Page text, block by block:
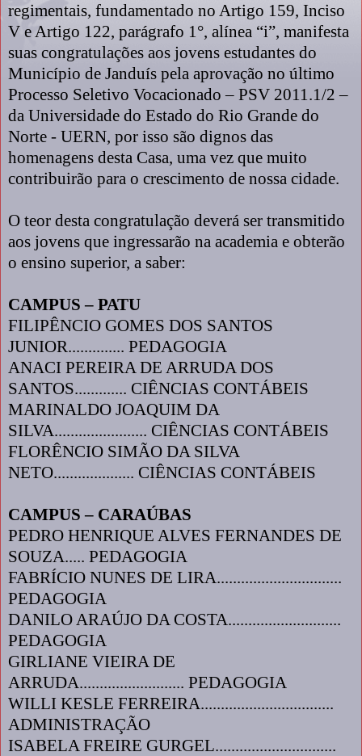
regimentais, fundamentado no Artigo 159, Inciso
V e Artigo 122, parágrafo 1°, alínea “i”, manifesta
suas congratulações aos jovens estudantes do
Município de Janduís pela aprovação no último
Processo Seletivo Vocacionado – PSV 2011.1/2 –
da Universidade do Estado do Rio Grande do
Norte - UERN, por isso são dignos das
homenagens desta Casa, uma vez que muito
contribuirão para o crescimento de nossa cidade.
O teor desta congratulação deverá ser transmitido
aos jovens que ingressarão na academia e obterão
o ensino superior, a saber:
CAMPUS – PATU
FILIPÊNCIO GOMES DOS SANTOS
JUNIOR.............. PEDAGOGIA
ANACI PEREIRA DE ARRUDA DOS
SANTOS............. CIÊNCIAS CONTÁBEIS
MARINALDO JOAQUIM DA
SILVA....................... CIÊNCIAS CONTÁBEIS
FLORÊNCIO SIMÃO DA SILVA
NETO.................... CIÊNCIAS CONTÁBEIS
CAMPUS – CARAÚBAS
PEDRO HENRIQUE ALVES FERNANDES DE
SOUZA..... PEDAGOGIA
FABRÍCIO NUNES DE LIRA...............................
PEDAGOGIA
DANILO ARAÚJO DA COSTA............................
PEDAGOGIA
GIRLIANE VIEIRA DE
ARRUDA.......................... PEDAGOGIA
WILLI KESLE FERREIRA.................................
ADMINISTRAÇÃO
ISABELA FREIRE GURGEL..............................